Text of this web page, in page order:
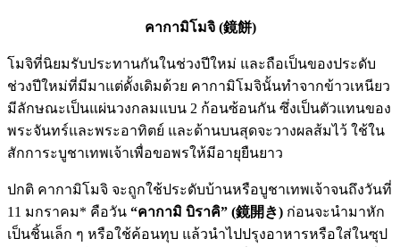
คากามิโมจิ (鏡餅)
โมจิที่นิยมรับประทานกันในช่วงปีใหม่ และถือเป็นของประดับ
ช่วงปีใหม่ที่มีมาแต่ดั้งเดิมด้วย คากามิโมจินั้นทำจากข้าวเหนียว
มีลักษณะเป็นแผ่นวงกลมแบน 2 ก้อนซ้อนกัน ซึ่งเป็นตัวแทนของ
พระจันทร์และพระอาทิตย์ และด้านบนสุดจะวางผลส้มไว้ ใช้ใน
สักการะบูชาเทพเจ้าเพื่อขอพรให้มีอายุยืนยาว
ปกติ คากามิโมจิ จะถูกใช้ประดับบ้านหรือบูชาเทพเจ้าจนถึงวันที่
11 มกราคม* คือวัน “คากามิ บิราคิ” (鏡開き) ก่อนจะนำมาหัก
เป็นชิ้นเล็ก ๆ หรือใช้ค้อนทุบ แล้วนำไปปรุงอาหารหรือใส่ในซุป